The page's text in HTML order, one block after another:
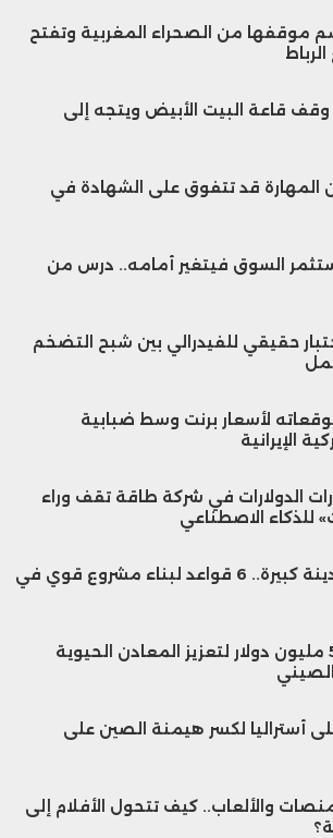
موقفها من الصحراء المغربية وتفتح
وقف قاعة البيت الأبيض ويتجه إلى
المهارة قد تتفوق على الشهادة في
السوق فيتغير أمامه.. درس من
حقيقي للفيدرالي بين شبح التضخم
لأسعار برنت وسط ضبابية
الإيرانية
الدولارات في شركة طاقة تقف وراء
للذكاء الاصطناعي
النجاح لا يحتاج مدينة كبيرة.. 6 قواعد لبناء مشروع قوي في
واشنطن تضخ 58 مليون دولار لتعزيز المعادن الحيوية
أستراليا لكسر هيمنة الصين على
والألعاب.. كيف تتحول الأفلام إلى